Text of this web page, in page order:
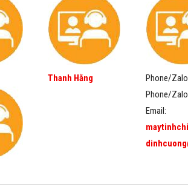
Thanh Hằng
Phone/
Phone/
Email: